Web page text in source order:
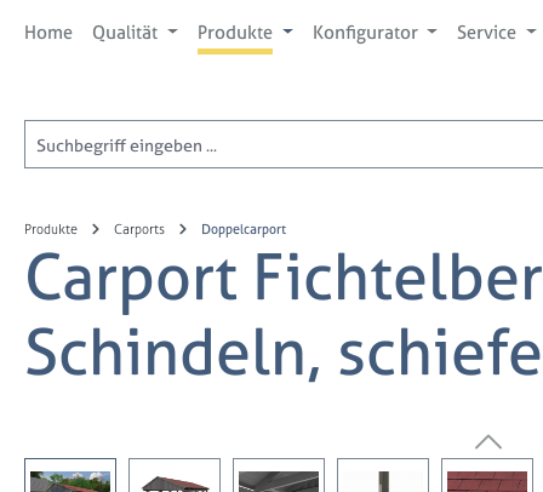
Hauptinhalt springen
Zur Suche springen
Zur Hauptnavigation springen
Home Qualität Produkte Konfigurator Service
Produkte Carports Doppelcarport
Carport
Schindeln,
Bildergalerie überspringen